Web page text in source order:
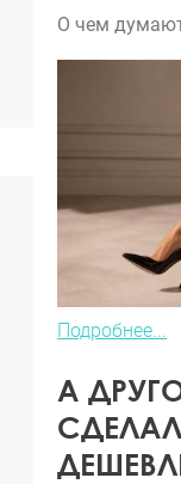
О чем
Подробнее...
А